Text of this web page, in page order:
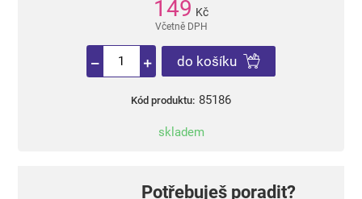
149 Kč
Včetně DPH
do košíku
Kód produktu: 85186
skladem
Potřebuješ poradit?